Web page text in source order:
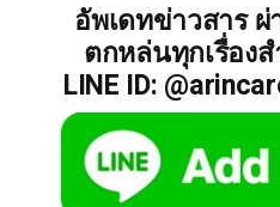
อัพเดทข่าวสาร ผ่
ตกหล่นทุกเรื่อง
LINE ID: